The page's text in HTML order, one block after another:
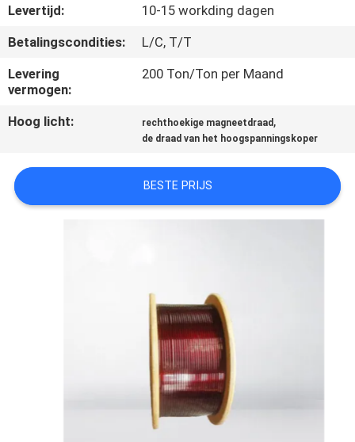
NIEUWS
VERZOEK
OM EEN
CITAAT
SITEMAP
Levertijd:
10-15 workding dagen
Betalingscondities:
L/C, T/T
Levering
vermogen:
200 Ton/Ton per Maand
Hoog licht: rechthoekige magneetdraad ,
de draad van het hoogspanningskoper
BESTE PRIJS